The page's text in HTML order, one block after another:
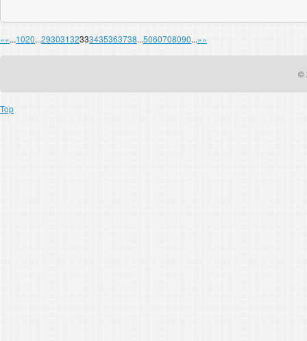
««...1020...29303132333435363738...5060708090...»»
©
Top